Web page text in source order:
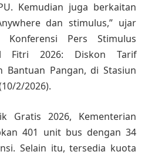
Kemudian juga berkaitan
dan stimulus,” ujar
Pers Stimulus
Fitri 2026: Diskon Tarif
Bantuan Pangan, di Stasiun
2/2026).
Gratis 2026, Kementerian
401 unit bus dengan 34
Selain itu, tersedia kuota